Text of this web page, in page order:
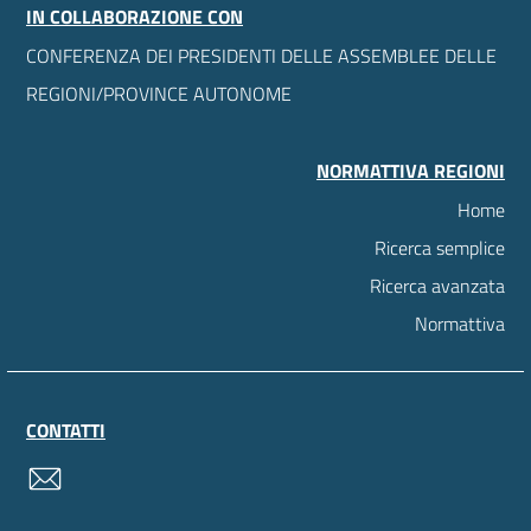
IN COLLABORAZIONE CON
CONFERENZA DEI PRESIDENTI DELLE ASSEMBLEE DELLE
REGIONI/PROVINCE AUTONOME
NORMATTIVA REGIONI
Home
Ricerca semplice
Ricerca avanzata
Normattiva
CONTATTI